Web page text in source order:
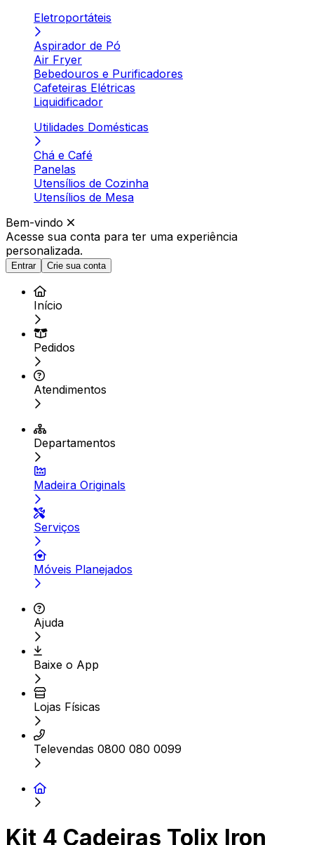
Eletroportáteis
Aspirador de Pó
Air Fryer
Bebedouros e Purificadores
Cafeteiras Elétricas
Liquidificador
Utilidades Domésticas
Chá e Café
Panelas
Utensílios de Cozinha
Utensílios de Mesa
Bem-vindo
Acesse sua conta para ter uma experiência
personalizada.
Entrar Crie sua conta
Início
Pedidos
Atendimentos
Departamentos
Madeira Originals
Serviços
Móveis Planejados
Ajuda
Baixe o App
Lojas Físicas
Televendas 0800 080 0099
Kit 4 Cadeiras Tolix Iron